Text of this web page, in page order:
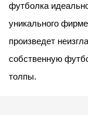
футболка
уникального
произведет
собственную
толпы.